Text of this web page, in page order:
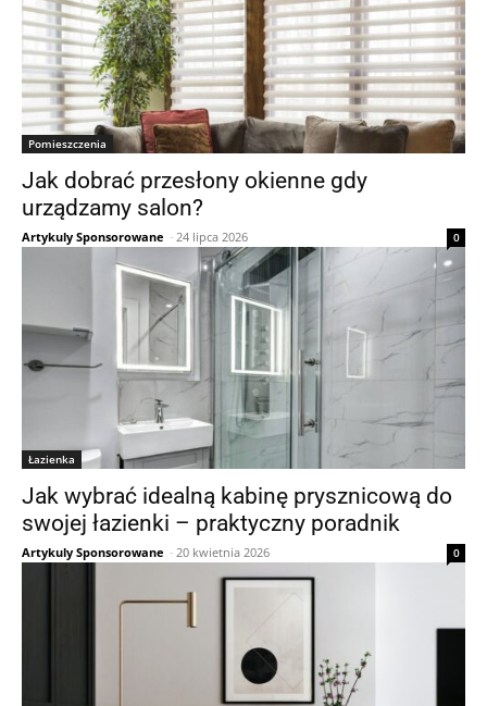
Pomieszczenia
Jak dobrać przesłony okienne gdy
urządzamy salon?
Artykuly Sponsorowane - 24 lipca 2026 0
Łazienka
Jak wybrać idealną kabinę prysznicową do
swojej łazienki – praktyczny poradnik
Artykuly Sponsorowane - 20 kwietnia 2026 0